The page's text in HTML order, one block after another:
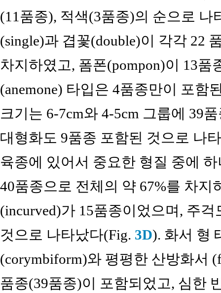
(11품종), 적색(3품종)의 순으로 나
(single)과 겹꽃(double)이 각각 22
차지하였고, 폼폰(pompon)이 13
(anemone) 타입은 4품종만이 포함
크기는 6-7cm와 4-5cm 그룹에 39
대형화도 9품종 포함된 것으로 나
육종에 있어서 중요한 형질 중에
40품종으로 전체의 약 67%를 차지
(incurved)가 15품종이었으며, 주
것으로 나타났다(Fig. 3D). 화서 형
(corymbiform)와 평평한 산방화서
품종(39품종)이 포함되었고, 심한